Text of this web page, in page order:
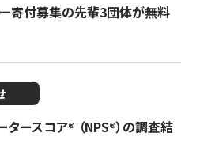
ー寄付募集の先輩3団体が無料
ースコア®︎ （NPS®︎）の調査結